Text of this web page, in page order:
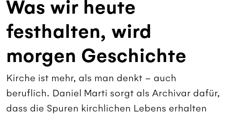
Was wir heute
festhalten, wird
morgen Geschichte
Kirche ist mehr, als man denkt – auch
beruflich. Daniel Marti sorgt als Archivar dafür,
dass die Spuren kirchlichen Lebens erhalten